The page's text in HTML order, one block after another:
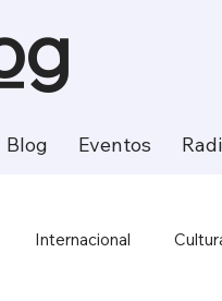
Blog Eventos
Internacional